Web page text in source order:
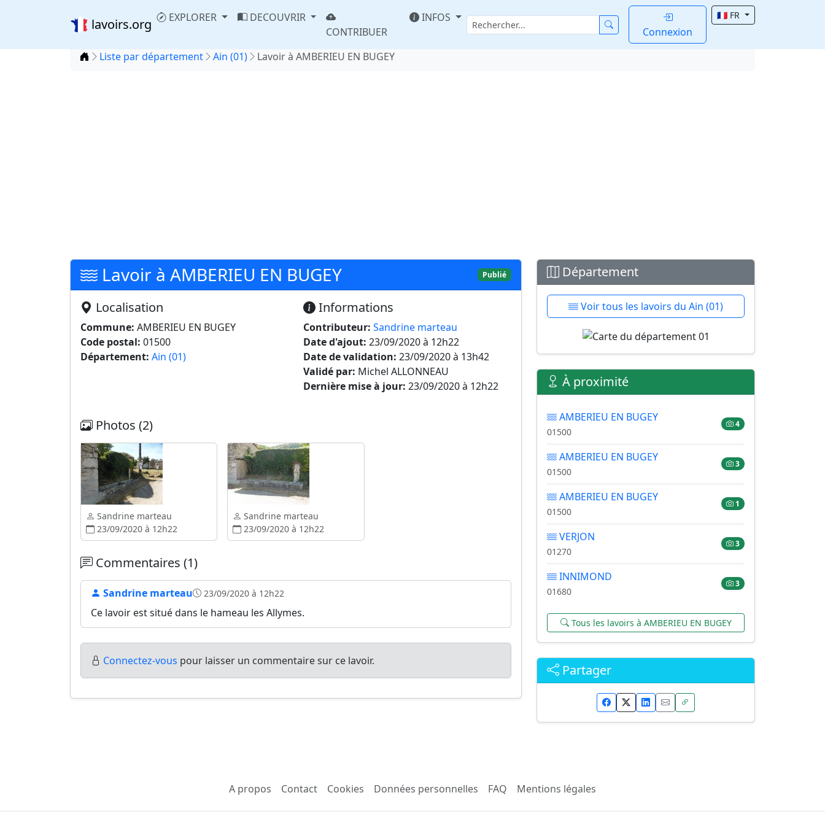
lavoirs.org EXPLORER
DECOUVRIR
CONTRIBUER
INFOS
Connexion
🇫🇷 FR
Accueil
Liste par département Ain (01) Lavoir à AMBERIEU EN BUGEY
Lavoir à AMBERIEU EN BUGEY Publié
Localisation
Commune: AMBERIEU EN BUGEY
Code postal: 01500
Département: Ain (01)
Informations
Contributeur: Sandrine marteau
Date d'ajout: 23/09/2020 à 12h22
Date de validation: 23/09/2020 à 13h42
Validé par: Michel ALLONNEAU
Dernière mise à jour: 23/09/2020 à 12h22
Photos (2)
Sandrine marteau
23/09/2020 à 12h22
Sandrine marteau
23/09/2020 à 12h22
Commentaires (1)
Sandrine marteau 23/09/2020 à 12h22
Ce lavoir est situé dans le hameau les Allymes.
Connectez-vous pour laisser un commentaire sur ce lavoir.
Département
Voir tous les lavoirs du Ain (01)
À proximité
AMBERIEU EN BUGEY
01500
4
AMBERIEU EN BUGEY
01500
3
AMBERIEU EN BUGEY
01500
1
VERJON
01270
3
INNIMOND
01680
3
Tous les lavoirs à AMBERIEU EN BUGEY
Partager
A propos Contact Cookies Données personnelles FAQ Mentions légales